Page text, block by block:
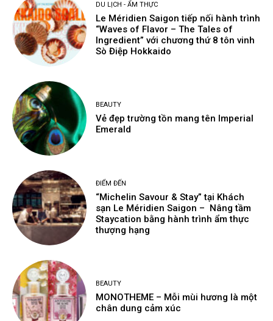
DU LỊCH - ẨM THỰC
Le Méridien Saigon tiếp nối hành trình
“Waves of Flavor – The Tales of
Ingredient” với chương thứ 8 tôn vinh
Sò Điệp Hokkaido
BEAUTY
Vẻ đẹp trường tồn mang tên Imperial
Emerald
ĐIỂM ĐẾN
“Michelin Savour & Stay” tại Khách
sạn Le Méridien Saigon – Nâng tầm
Staycation bằng hành trình ẩm thực
thượng hạng
BEAUTY
MONOTHEME – Mỗi mùi hương là một
chân dung cảm xúc